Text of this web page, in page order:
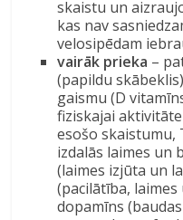
skaistu un
kas nav
velosipēdam
vairāk prieka –
(papildu
gaismu (D
fiziskajai
esošo
izdalās laimes un
(laimes izjūta un
(pacilātība,
dopamīns